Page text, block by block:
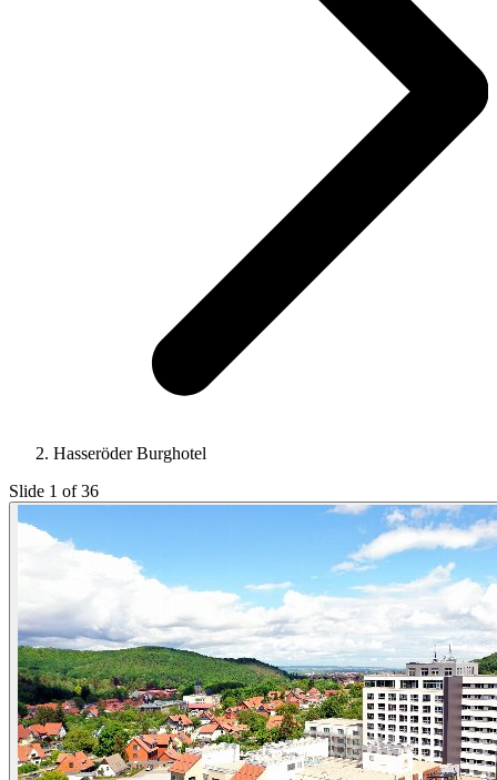
Hasseröder Burghotel
Slide 1 of 36